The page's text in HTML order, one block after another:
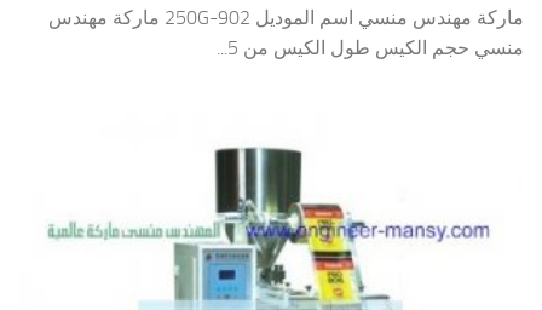
ماركة مهندس منسي اسم الموديل 902-250G ماركة مهندس
منسي حجم الكيس طول الكيس من 5...